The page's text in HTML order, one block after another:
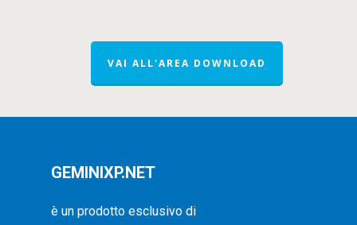
VAI ALL'AREA DOWNLOAD
GEMINIXP.NET
è un prodotto esclusivo di